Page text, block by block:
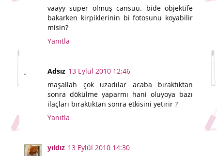
vaayy süper olmuş cansuu. bide objektife
bakarken kirpiklerinin bi fotosunu koyabilir
misin?
Yanıtla
Adsız 13 Eylül 2010 12:46
maşallah çok uzadılar acaba bıraktıktan
sonra dökülme yaparmı hani oluyoya bazı
ilaçları bıraktıktan sonra etkisini yetirir ?
Yanıtla
yıldız 13 Eylül 2010 14:30